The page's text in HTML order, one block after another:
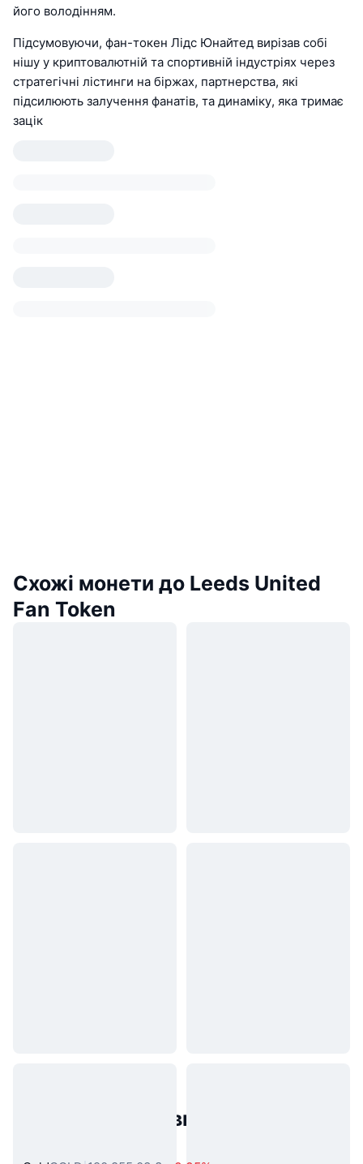
його володінням.
Підсумовуючи, фан-токен Лідс Юнайтед вирізав собі
нішу у криптовалютній та спортивній індустріях через
стратегічні лістинги на біржах, партнерства, які
підсилюють залучення фанатів, та динаміку, яка тримає
зацік
Схожі монети до Leeds United
Fan Token
Популярні активи реального